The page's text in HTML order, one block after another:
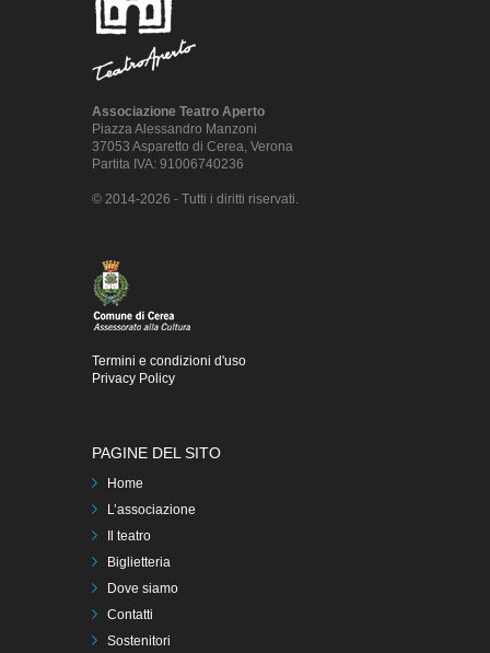
Associazione Teatro Aperto
Piazza Alessandro Manzoni
37053 Asparetto di Cerea, Verona
Partita IVA: 91006740236
© 2014-2026 - Tutti i diritti riservati.
Termini e condizioni d'uso
Privacy Policy
PAGINE DEL SITO
Home
L’associazione
Il teatro
Biglietteria
Dove siamo
Contatti
Sostenitori